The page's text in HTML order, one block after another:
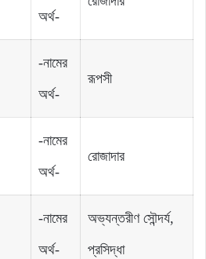
অর্থ-
-নামের
অর্থ-
রূপসী
-নামের
অর্থ-
রোজাদার
-নামের
অর্থ-
অভ্যন্তরীণ সৌন্দর্য,
প্রসিদ্ধা